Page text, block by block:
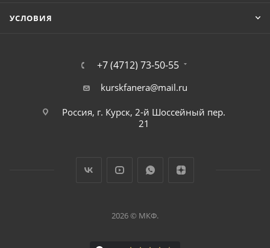
УСЛОВИЯ
+7 (4712) 73-50-55
kurskfanera@mail.ru
Россия, г. Курск, 2-й Шоссейный пер.
21
2026 © МКФ.